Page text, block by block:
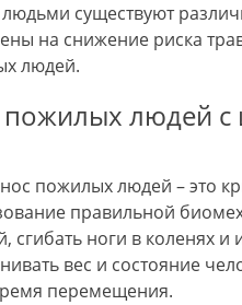
существуют
на снижение риска
людей.
людей с
пожилых людей – это
правильной
ноги в коленях
вес и состояние
перемещения.